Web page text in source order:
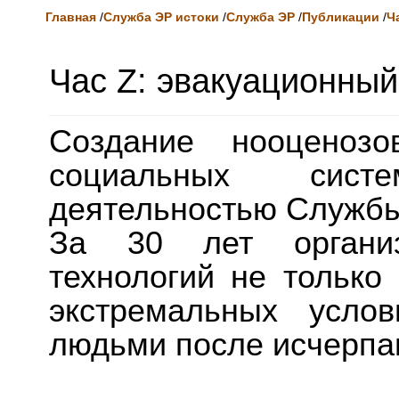
Главная /Служба ЭР истоки /Служба ЭР /Публикации /
Час Z:
Создание
социальных
деятельностью
За 30 лет
технологий не
экстремальных
людьми после